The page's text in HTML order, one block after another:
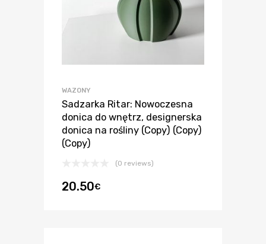
WAZONY
Sadzarka Ritar: Nowoczesna
donica do wnętrz, designerska
donica na rośliny (Copy) (Copy)
(Copy)
(0 reviews)
20.50€